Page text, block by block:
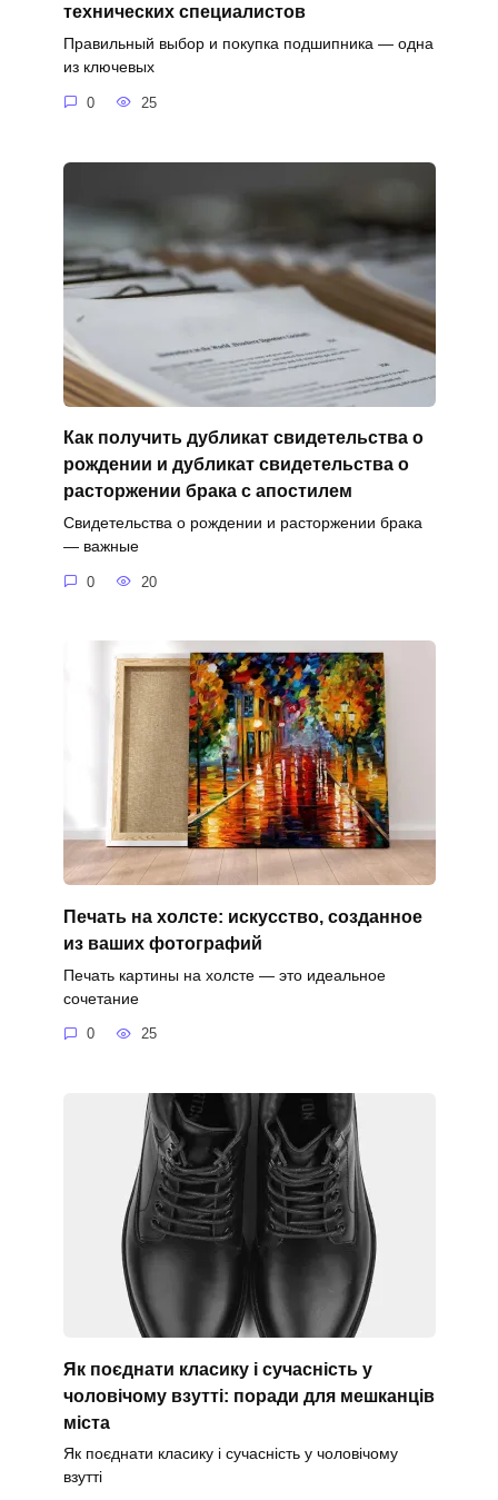
технических специалистов
Правильный выбор и покупка подшипника — одна
из ключевых
0 25
Как получить дубликат свидетельства о
рождении и дубликат свидетельства о
расторжении брака с апостилем
Свидетельства о рождении и расторжении брака
— важные
0 20
Печать на холсте: искусство, созданное
из ваших фотографий
Печать картины на холсте — это идеальное
сочетание
0 25
Як поєднати класику і сучасність у
чоловічому взутті: поради для мешканців
міста
Як поєднати класику і сучасність у чоловічому
взутті